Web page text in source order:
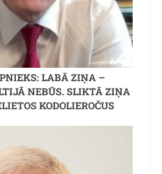
LABĀ ZIŅA –
NEBŪS. SLIKTĀ ZIŅA
KODOLIEROČUS